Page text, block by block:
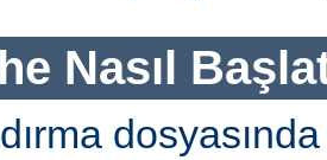
Nasıl